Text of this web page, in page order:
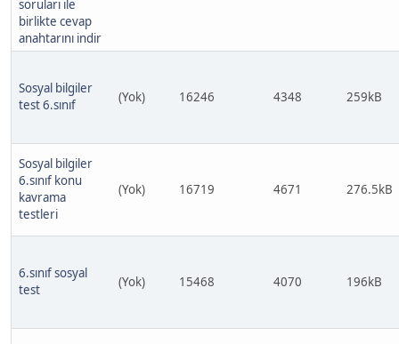
soruları ile
birlikte cevap
anahtarını indir
Sosyal bilgiler
test 6.sınıf
(Yok) 16246 4348 259kB
Sosyal bilgiler
6.sınıf konu
kavrama
testleri
(Yok) 16719 4671 276.5kB
6.sınıf sosyal
test
(Yok) 15468 4070 196kB